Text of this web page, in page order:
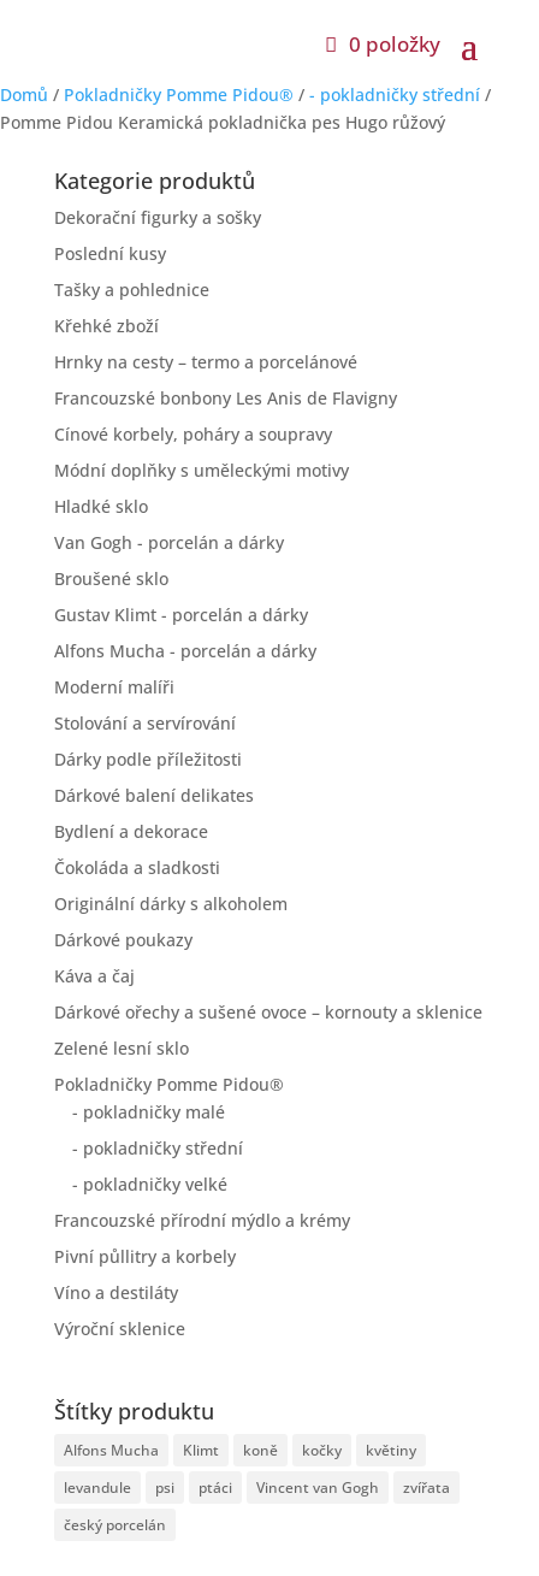
0 položky
Domů / Pokladničky Pomme Pidou® / - pokladničky střední /
Pomme Pidou Keramická pokladnička pes Hugo růžový
Kategorie produktů
Dekorační figurky a sošky
Poslední kusy
Tašky a pohlednice
Křehké zboží
Hrnky na cesty – termo a porcelánové
Francouzské bonbony Les Anis de Flavigny
Cínové korbely, poháry a soupravy
Módní doplňky s uměleckými motivy
Hladké sklo
Van Gogh - porcelán a dárky
Broušené sklo
Gustav Klimt - porcelán a dárky
Alfons Mucha - porcelán a dárky
Moderní malíři
Stolování a servírování
Dárky podle příležitosti
Dárkové balení delikates
Bydlení a dekorace
Čokoláda a sladkosti
Originální dárky s alkoholem
Dárkové poukazy
Káva a čaj
Dárkové ořechy a sušené ovoce – kornouty a sklenice
Zelené lesní sklo
Pokladničky Pomme Pidou®
- pokladničky malé
- pokladničky střední
- pokladničky velké
Francouzské přírodní mýdlo a krémy
Pivní půllitry a korbely
Víno a destiláty
Výroční sklenice
Štítky produktu
Alfons Mucha Klimt koně kočky
květiny
levandule
psi ptáci Vincent van Gogh
zvířata
český porcelán